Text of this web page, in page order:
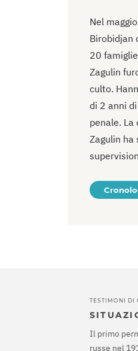
Nel
Birobidjan
20
Zagulin
culto.
di 2 anni
penale.
Zagulin
TESTIMONI DI
Il primo
russe nel